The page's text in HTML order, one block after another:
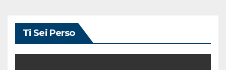
Ti Sei Perso